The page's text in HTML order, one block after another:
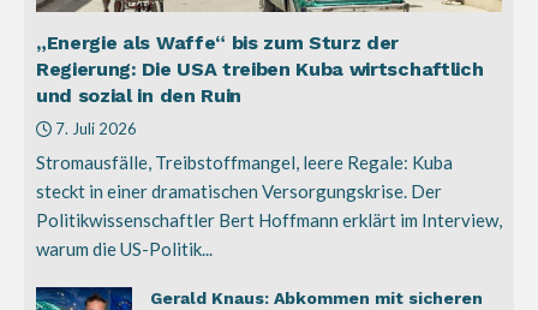
„Energie als Waffe“ bis zum Sturz der
Regierung: Die USA treiben Kuba wirtschaftlich
und sozial in den Ruin
7. Juli 2026
Stromausfälle, Treibstoffmangel, leere Regale: Kuba
steckt in einer dramatischen Versorgungskrise. Der
Politikwissenschaftler Bert Hoffmann erklärt im Interview,
warum die US-Politik...
Gerald Knaus: Abkommen mit sicheren